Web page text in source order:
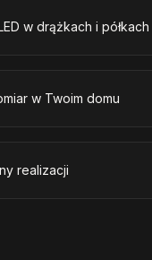
w drążkach i półkach
w Twoim domu
realizacji